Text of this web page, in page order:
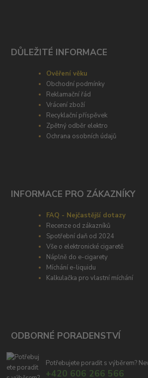
DŮLEŽITÉ INFORMACE
Ověření věku
Obchodní podmínky
Reklamační řád
Vrácení zboží
Recyklační příspěvek
Zpětný odběr elektro
Ochrana osobních údajů
INFORMACE PRO ZÁKAZNÍKY
FAQ - Nejčastější dotazy
Recenze od zákazníků
Spotřební daň od 2024
Vše o elektronické cigaretě
Náplně do e-cigarety
Míchání e-liquidu
Kalkulačka pro vlastní míchání
ODBORNÉ PORADENSTVÍ
Potřebujete poradit s výběrem?
+420 606 266 566